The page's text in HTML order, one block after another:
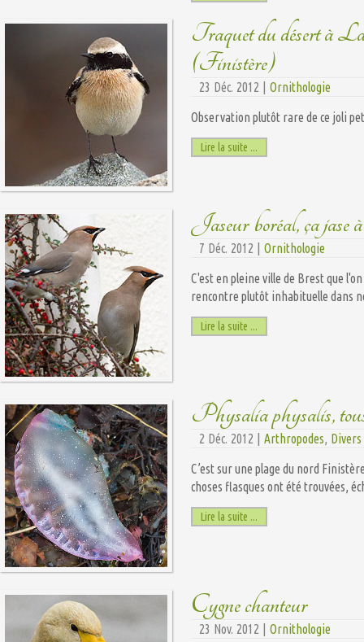
Traquet du désert à
(Finistère)
23 Déc. 2012 | Ornithologie
Observation plutôt rare de ce joli
Lire la suite ...
Jaseur boréal, ça jase
7 Déc. 2012 | Ornithologie
C'est en pleine ville de Brest que
rencontre plutôt inhabituelle dans
Lire la suite ...
Physalia physalis, tous
2 Déc. 2012 | Arthropodes, Divers
C’est sur une plage du nord
choses flasques ont été trouvées,
Lire la suite ...
Cygne chanteur
23 Nov. 2012 | Ornithologie